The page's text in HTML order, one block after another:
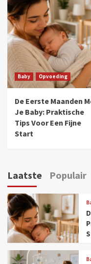
Baby Opvoeding
De Eerste Maanden
Je Baby: Praktische
Tips Voor Een Fijne
Start
Laatste Populair